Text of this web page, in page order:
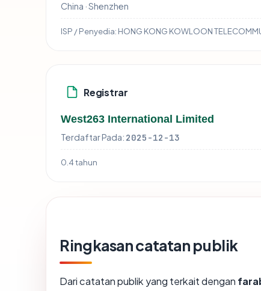
China · Shenzhen
ISP / Penyedia: HONG KONG KOWLOON
Registrar
West263 International Limited
Terdaftar Pada: 2025-12-13
0.4 tahun
Ringkasan catatan publik
Dari catatan publik yang terkait dengan